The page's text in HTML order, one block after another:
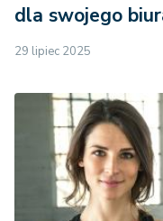
dla swojego
29 lipiec 2025